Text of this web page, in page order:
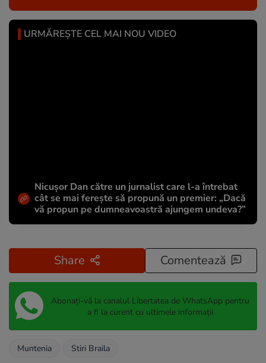
URMĂREȘTE CEL MAI NOU VIDEO
Nicușor Dan către un jurnalist care l-a întrebat
cât se mai ferește să propună un premier: „Dacă
vă propun pe dumneavoastră ajungem undeva?”
Share Comentează
Abonați-vă la canalul Libertatea de WhatsApp pentru
a fi la curent cu ultimele informații
Muntenia Stiri Braila